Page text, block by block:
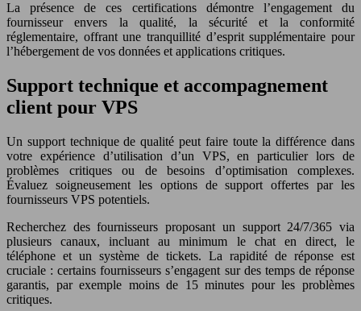
La présence de ces certifications démontre l’engagement du
fournisseur envers la qualité, la sécurité et la conformité
réglementaire, offrant une tranquillité d’esprit supplémentaire pour
l’hébergement de vos données et applications critiques.
Support technique et accompagnement
client pour VPS
Un support technique de qualité peut faire toute la différence dans
votre expérience d’utilisation d’un VPS, en particulier lors de
problèmes critiques ou de besoins d’optimisation complexes.
Évaluez soigneusement les options de support offertes par les
fournisseurs VPS potentiels.
Recherchez des fournisseurs proposant un support 24/7/365 via
plusieurs canaux, incluant au minimum le chat en direct, le
téléphone et un système de tickets. La rapidité de réponse est
cruciale : certains fournisseurs s’engagent sur des temps de réponse
garantis, par exemple moins de 15 minutes pour les problèmes
critiques.